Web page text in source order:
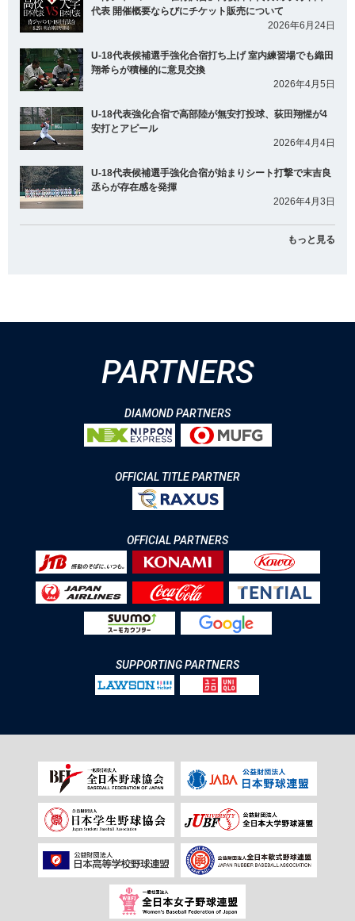
代表 開催概要ならびにチケット販売について
2026年6月24日
U-18代表候補選手強化合宿打ち上げ 室内練習場でも織田
翔希らが積極的に意見交換
2026年4月5日
U-18代表強化合宿で高部陸が無安打投球、荻田翔惺が4
安打とアピール
2026年4月4日
U-18代表候補選手強化合宿が始まりシート打撃で末吉良
丞らが存在感を発揮
2026年4月3日
もっと見る
PARTNERS
DIAMOND PARTNERS
OFFICIAL TITLE PARTNER
OFFICIAL PARTNERS
SUPPORTING PARTNERS